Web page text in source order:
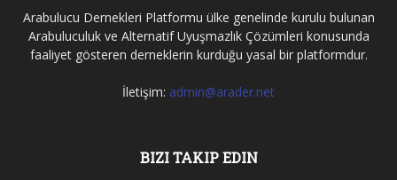
Arabulucu Dernekleri Platformu ülke genelinde kurulu bulunan
Arabuluculuk ve Alternatif Uyuşmazlık Çözümleri konusunda
faaliyet gösteren derneklerin kurduğu yasal bir platformdur.
İletişim: admin@arader.net
BIZI TAKIP EDIN